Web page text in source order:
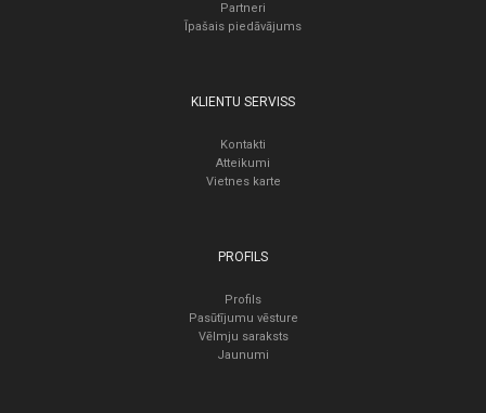
Partneri
Īpašais piedāvājums
KLIENTU SERVISS
Kontakti
Atteikumi
Vietnes karte
PROFILS
Profils
Pasūtījumu vēsture
Vēlmju saraksts
Jaunumi